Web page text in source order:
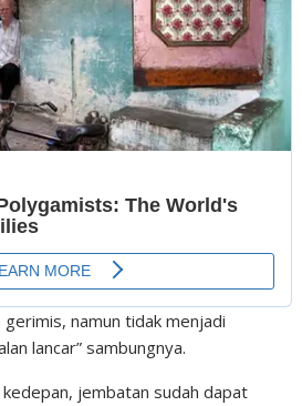
gerimis, namun tidak menjadi
lancar” sambungnya.
jembatan sudah dapat